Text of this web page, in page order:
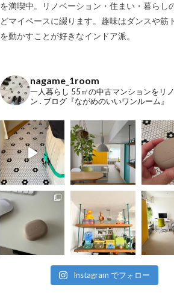
を満喫中。リノベーション・住まい・暮らし
どマイペースに綴ります。趣味はダンスや筋
を動かすことが好きなインドア派。
nagame_1room
一人暮らし 55㎡の中古マンションをリ
ン . ブログ『ながめのいいワンルーム』
Instagram でフォロー